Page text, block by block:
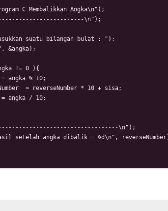
C Membalikkan Angka\n");
\n");
suatu bilangan bulat : ");
&angka);
!= 0 ){
angka % 10;
= reverseNumber * 10 + sisa;
angka / 10;
\n");
setelah angka dibalik = %d\n",